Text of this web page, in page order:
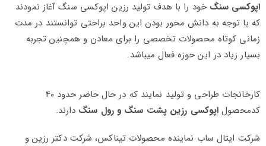
اپوکسی سنگ خود را با هدف تولید رزین اپوکسی سنگ آغاز نمودند
که با توجه به دانش محور بودن این واحد براحتی توانستند در مدت
زمانی کوتاه محصولات تخصصی را برای معادن و همچنین تجربه
بسیار زیاد در این حوزه فعال میباشد.
کارخانجات طراحی و تولید نمایند که در حال حاضر حدود 40
کدمحصول اپوکسی رزین پشت سنگ و رول سنگ دارند.
شرکت ایتال ساب نماینده محصولات تیناکس، شرکت دکتر رزین و